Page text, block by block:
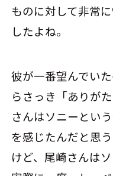
ものに対して非常
したよね。
彼が一番望んでい
らさっき「ありが
さんはソニーとい
を感じたんだと思
けど、尾崎さんは